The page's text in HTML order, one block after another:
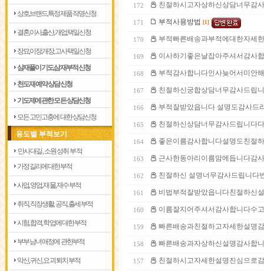
상호,브랜드,특정제품 작명신청
결혼,이사,출산,개업,택일신청
장묘,이장,개장,고사 택일신청
삼재풀이 기도,삼재부적 신청
천도재 예약 상담신청
기도제에 관한 모든 상담신청
모든 고민고충에 대한 상담신청
용도별 부적보기
만사대길, 소원성취 부적
가정 길리에 대한부적
사업, 영업, 재물, 재수 부적
취직, 직장생활, 공직, 출세 부적
시험, 합격, 학업에 대한 부적
부부 남녀 애정에 관한부적
악신, 귀신, 요괴 퇴치 부적
172 친절하시고자상하신상담너무감
171 부적사용방법 [1]
170 부적빠른배송과부적에대한자세
169 이사하기좋은날잡아주셔서감사
168 부적감사합니다인사늦어서미안
167 친절하신궁합상담너무감사드립
166 부적잘받았읍니다 설명도감사드
165 친절하신상담너무감사드립니다
164 좋은이름감사합니다설명도친절
163 근사한동아리이름맘에듭니다감
162 친절하신 설명너무감사드립니다
161 비법부적잘받았읍니다친절하신
160 이름잘지어주셔서감사합니다수
159 빠른배송과친절하고자세한설명
158 빠른배송과자상하신설명감사합
157 친절하시고자세한설명진심으로